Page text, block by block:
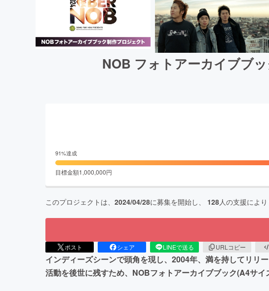
NOB フォトアーカイブブ
91%達成
目標金額1,000,000円
このプロジェクトは、 2024/04/28に募集を開始し、 128人の支援により
ポスト シェア LINEで送る URLコピー
インディーズシーンで頭角を現し、2004年、満を持してリリ
活動を後世に残すため、NOBフォトアーカイブブック(A4サイ